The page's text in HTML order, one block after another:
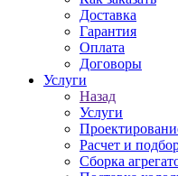
Доставка
Гарантия
Оплата
Договоры
Услуги
Назад
Услуги
Расчет и
Сборка